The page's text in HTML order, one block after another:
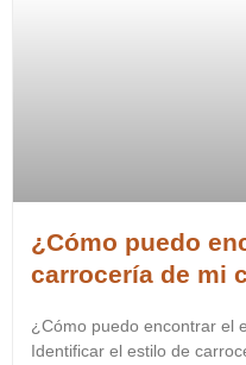
¿Cómo puedo
carrocería de mi
¿Cómo puedo encontrar el
Identificar el estilo de